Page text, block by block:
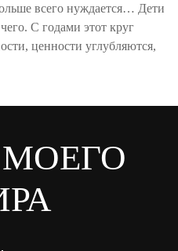
всего нуждается… Дети
С годами этот круг
ценности углубляются,